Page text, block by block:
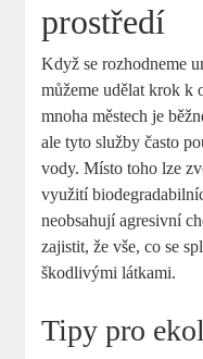
prostředí
Když se rozhodneme
můžeme udělat krok k
mnoha městech je
ale tyto služby často
vody. Místo toho lze
využití
neobsahují agresivní
zajistit, že vše, co se
škodlivými látkami.
Tipy pro